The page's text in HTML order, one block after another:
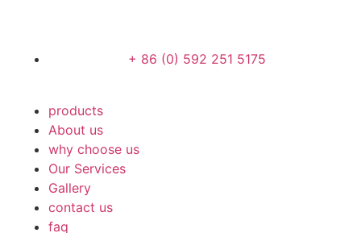
+ 86 (0) 592 251 5175
products
About us
why choose us
Our Services
Gallery
contact us
faq